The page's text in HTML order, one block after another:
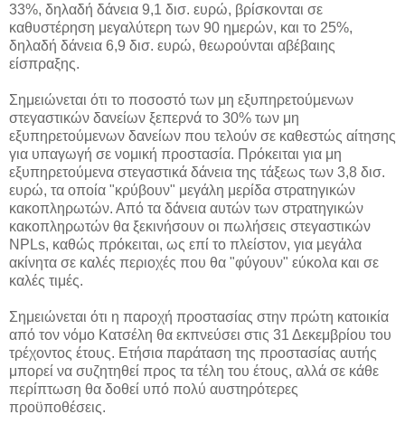
33%, δηλαδή δάνεια 9,1 δισ. ευρώ, βρίσκονται σε
καθυστέρηση μεγαλύτερη των 90 ημερών, και το 25%,
δηλαδή δάνεια 6,9 δισ. ευρώ, θεωρούνται αβέβαιης
είσπραξης.
Σημειώνεται ότι το ποσοστό των μη εξυπηρετούμενων
στεγαστικών δανείων ξεπερνά το 30% των μη
εξυπηρετούμενων δανείων που τελούν σε καθεστώς αίτησης
για υπαγωγή σε νομική προστασία. Πρόκειται για μη
εξυπηρετούμενα στεγαστικά δάνεια της τάξεως των 3,8 δισ.
ευρώ, τα οποία "κρύβουν" μεγάλη μερίδα στρατηγικών
κακοπληρωτών. Από τα δάνεια αυτών των στρατηγικών
κακοπληρωτών θα ξεκινήσουν οι πωλήσεις στεγαστικών
NPLs, καθώς πρόκειται, ως επί το πλείστον, για μεγάλα
ακίνητα σε καλές περιοχές που θα "φύγουν" εύκολα και σε
καλές τιμές.
Σημειώνεται ότι η παροχή προστασίας στην πρώτη κατοικία
από τον νόμο Κατσέλη θα εκπνεύσει στις 31 Δεκεμβρίου του
τρέχοντος έτους. Ετήσια παράταση της προστασίας αυτής
μπορεί να συζητηθεί προς τα τέλη του έτους, αλλά σε κάθε
περίπτωση θα δοθεί υπό πολύ αυστηρότερες
προϋποθέσεις.